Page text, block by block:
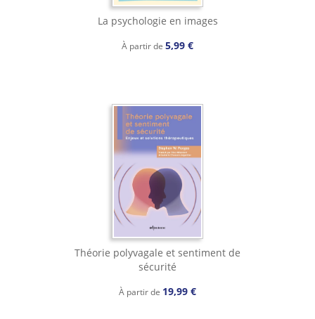
La psychologie en images
À partir de 5,99 €
Théorie polyvagale et sentiment de
sécurité
À partir de 19,99 €